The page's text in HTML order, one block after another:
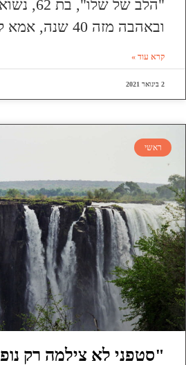
"הלב של
ובאהבה מזה 40 שנה, אמא לשתי
קרא עוד »
2 בינואר 2021
ראשי
"סטפני לא צילמה רק